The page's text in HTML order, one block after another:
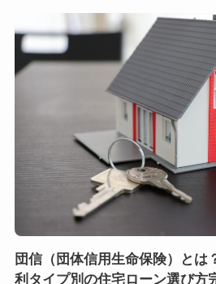
団信（団体信用生命保険）とは
利タイプ別の住宅ローン選び方